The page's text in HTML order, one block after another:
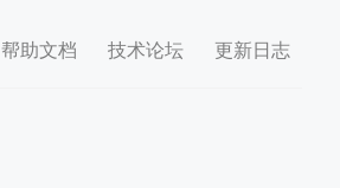
帮助文档 技术论坛 更新日志